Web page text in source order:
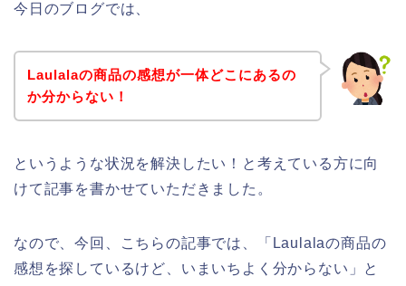
今日のブログでは、
Laulalaの商品の感想が一体どこにあるの
か分からない！
というような状況を解決したい！と考えている方に向
けて記事を書かせていただきました。
なので、今回、こちらの記事では、「Laulalaの商品の
感想を探しているけど、いまいちよく分からない」と